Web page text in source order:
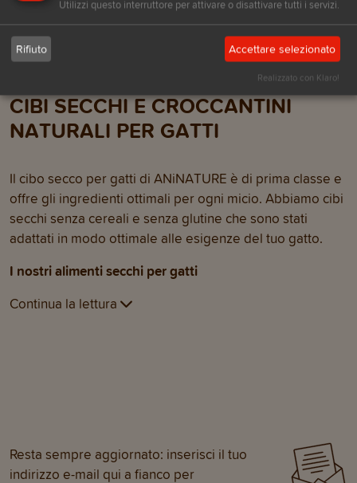
CIBI SECCHI E CROCCANTINI
NATURALI PER GATTI
Il cibo secco per gatti di ANiNATURE è di prima classe e
offre gli ingredienti ottimali per ogni micio. Abbiamo cibi
secchi senza cereali e senza glutine che sono stati
adattati in modo ottimale alle esigenze del tuo gatto.
I nostri alimenti secchi per gatti
Continua la lettura
Resta sempre aggiornato: inserisci il tuo
indirizzo e-mail qui a fianco per
Utilizzi questo interruttore per attivare o disattivare tutti i servizi.
Rifiuto Accettare selezionato
Realizzato con Klaro!